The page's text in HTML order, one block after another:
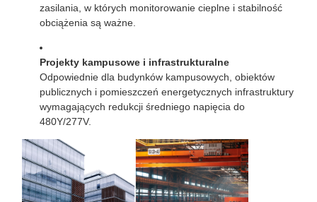
zasilania, w których monitorowanie cieplne i stabilność
obciążenia są ważne.
Projekty kampusowe i infrastrukturalne
Odpowiednie dla budynków kampusowych, obiektów
publicznych i pomieszczeń energetycznych infrastruktury
wymagających redukcji średniego napięcia do
480Y/277V.